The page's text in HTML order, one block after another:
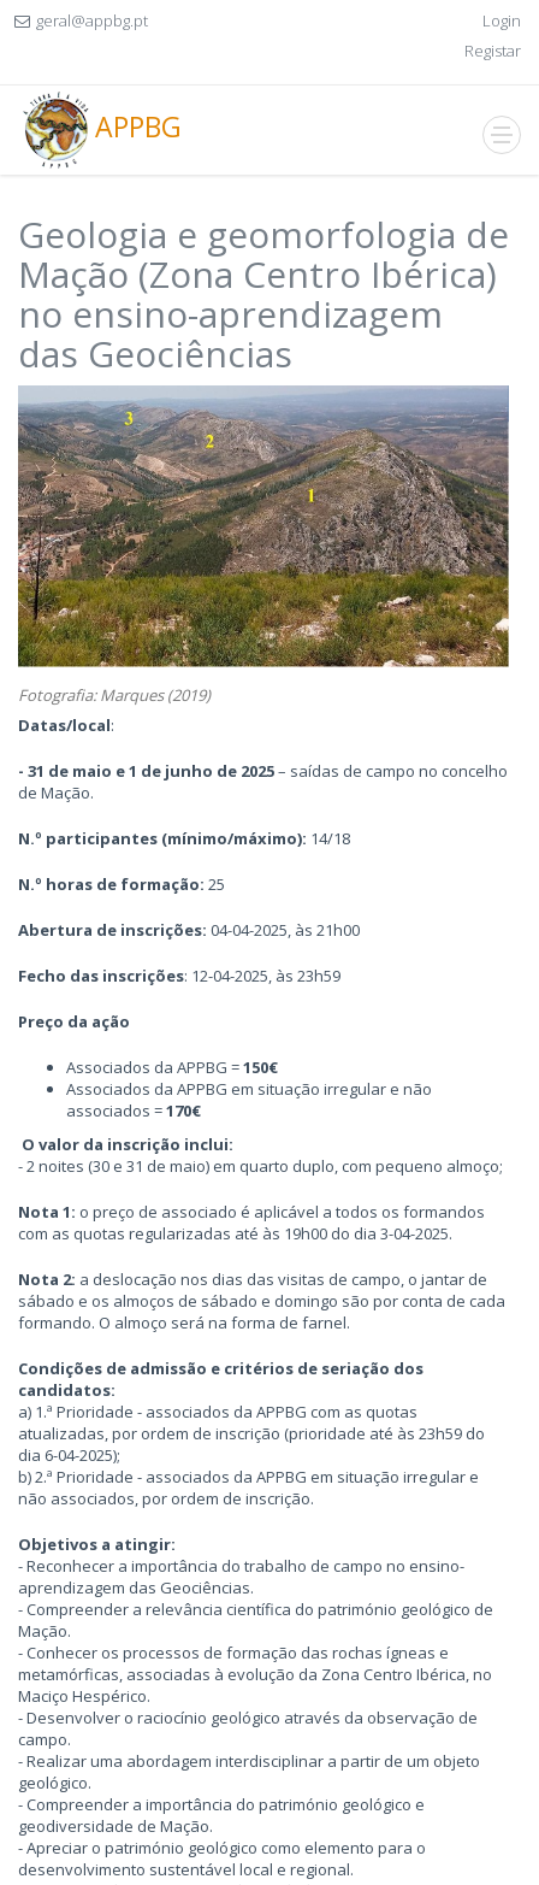
geral@appbg.pt
Login
Registar
APPBG
Geologia e geomorfologia de
Mação (Zona Centro Ibérica)
no ensino-aprendizagem
das Geociências
Fotografia: Marques (2019)
Datas/local:
- 31 de maio e 1 de junho de 2025– saídas de campo no concelho
de Mação.
N.º participantes (mínimo/máximo): 14/18
N.º horas de formação: 25
Abertura de inscrições: 04-04-2025, às 21h00
Fecho das inscrições: 12-04-2025, às 23h59
Preço da ação
Associados da APPBG =150€
Associados da APPBG em situação irregular e não
associados =170€
O valor da inscrição inclui:
- 2 noites (30 e 31 de maio) em quarto duplo, com pequeno almoço;
Nota 1: o preço de associado é aplicável a todos os formandos
com as quotas regularizadas até às 19h00 do dia 3-04-2025.
Nota 2: a deslocação nos dias das visitas de campo, o jantar de
sábado e os almoços de sábado e domingo são por conta de cada
formando. O almoço será na forma de farnel.
Condições de admissão e critérios de seriação dos
candidatos:
a) 1.ª Prioridade - associados da APPBG com as quotas
atualizadas, por ordem de inscrição (prioridade até às 23h59 do
dia 6-04-2025);
b) 2.ª Prioridade - associados da APPBG em situação irregular e
não associados, por ordem de inscrição.
Objetivos a atingir:
- Reconhecer a importância do trabalho de campo no ensino-
aprendizagem das Geociências.
- Compreender a relevância científica do património geológico de
Mação.
- Conhecer os processos de formação das rochas ígneas e
metamórficas, associadas à evolução da Zona Centro Ibérica, no
Maciço Hespérico.
- Desenvolver o raciocínio geológico através da observação de
campo.
- Realizar uma abordagem interdisciplinar a partir de um objeto
geológico.
- Compreender a importância do património geológico e
geodiversidade de Mação.
- Apreciar o património geológico como elemento para o
desenvolvimento sustentável local e regional.